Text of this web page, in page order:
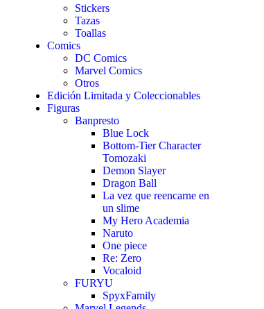
Stickers
Tazas
Toallas
Comics
DC Comics
Marvel Comics
Otros
Edición Limitada y Coleccionables
Figuras
Banpresto
Blue Lock
Bottom-Tier Character
Tomozaki
Demon Slayer
Dragon Ball
La vez que reencarne en
un slime
My Hero Academia
Naruto
One piece
Re: Zero
Vocaloid
FURYU
SpyxFamily